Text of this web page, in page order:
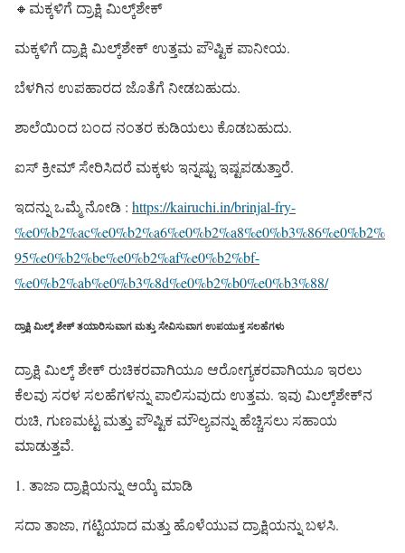
🔸ಮಕ್ಕಳಿಗೆ ದ್ರಾಕ್ಷಿ ಮಿಲ್ಕ್‌ಶೇಕ್
ಮಕ್ಕಳಿಗೆ ದ್ರಾಕ್ಷಿ ಮಿಲ್ಕ್‌ಶೇಕ್ ಉತ್ತಮ ಪೌಷ್ಟಿಕ ಪಾನೀಯ.
ಬೆಳಗಿನ ಉಪಹಾರದ ಜೊತೆಗೆ ನೀಡಬಹುದು.
ಶಾಲೆಯಿಂದ ಬಂದ ನಂತರ ಕುಡಿಯಲು ಕೊಡಬಹುದು.
ಐಸ್ ಕ್ರೀಮ್ ಸೇರಿಸಿದರೆ ಮಕ್ಕಳು ಇನ್ನಷ್ಟು ಇಷ್ಟಪಡುತ್ತಾರೆ.
ಇದನ್ನು ಒಮ್ಮೆ ನೋಡಿ : https://kairuchi.in/brinjal-fry-
%e0%b2%ac%e0%b2%a6%e0%b2%a8%e0%b3%86%e0%b2%
95%e0%b2%be%e0%b2%af%e0%b2%bf-
%e0%b2%ab%e0%b3%8d%e0%b2%b0%e0%b3%88/
ದ್ರಾಕ್ಷಿ ಮಿಲ್ಕ್‌ ಶೇಕ್ ತಯಾರಿಸುವಾಗ ಮತ್ತು ಸೇವಿಸುವಾಗ ಉಪಯುಕ್ತ ಸಲಹೆಗಳು
ದ್ರಾಕ್ಷಿ ಮಿಲ್ಕ್‌ ಶೇಕ್ ರುಚಿಕರವಾಗಿಯೂ ಆರೋಗ್ಯಕರವಾಗಿಯೂ ಇರಲು
ಕೆಲವು ಸರಳ ಸಲಹೆಗಳನ್ನು ಪಾಲಿಸುವುದು ಉತ್ತಮ. ಇವು ಮಿಲ್ಕ್‌ಶೇಕ್‌ನ
ರುಚಿ, ಗುಣಮಟ್ಟ ಮತ್ತು ಪೌಷ್ಟಿಕ ಮೌಲ್ಯವನ್ನು ಹೆಚ್ಚಿಸಲು ಸಹಾಯ
ಮಾಡುತ್ತವೆ.
1. ತಾಜಾ ದ್ರಾಕ್ಷಿಯನ್ನು ಆಯ್ಕೆ ಮಾಡಿ
ಸದಾ ತಾಜಾ, ಗಟ್ಟಿಯಾದ ಮತ್ತು ಹೊಳೆಯುವ ದ್ರಾಕ್ಷಿಯನ್ನು ಬಳಸಿ.